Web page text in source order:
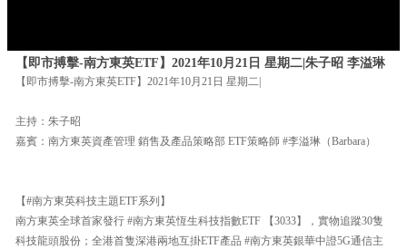
【即市搏擊-南方東英ETF】2021年10月21日 星期二|朱子昭 李溢琳
【即市搏擊-南方東英ETF】2021年10月21日 星期二|
主持：朱子昭
嘉賓：南方東英資產管理 銷售及產品策略部 ETF策略師 #李溢琳（Barbara）
【#南方東英科技主題ETF系列】
南方東英全球首家發行 #南方東英恆生科技指數ETF 【3033】，實物追蹤30隻
科技龍頭股份；全港首隻深港兩地互掛ETF產品 #南方東英銀華中證5G通信主